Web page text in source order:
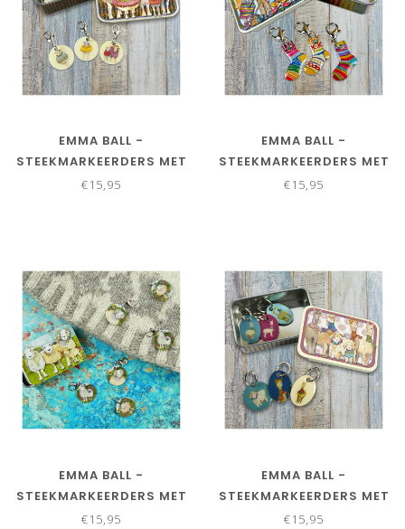
EMMA BALL -
STEEKMARKEERDERS MET
KARABIJNSLUITING -
€15,95
EMMA BALL -
STEEKMARKEERDERS MET
KARABIJNSLUITING -
€15,95
EMMA BALL -
STEEKMARKEERDERS MET
KARABIJNSLUITING -
€15,95
EMMA BALL -
STEEKMARKEERDERS MET
RING - ALPACA'S EN
€15,95